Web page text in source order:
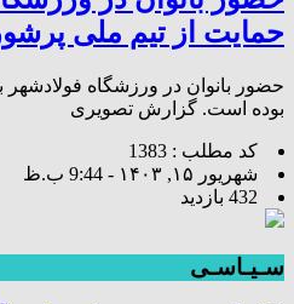
حمایت از تیم ملی
حضور بانوان در ورزشگاه فولادشهر
بوده است. گزارش تصویری
کد مطلب : 1383
شهریور ۱۵, ۱۴۰۳ - 9:44 ب.ظ
432 بازدید
سـیـاسـی